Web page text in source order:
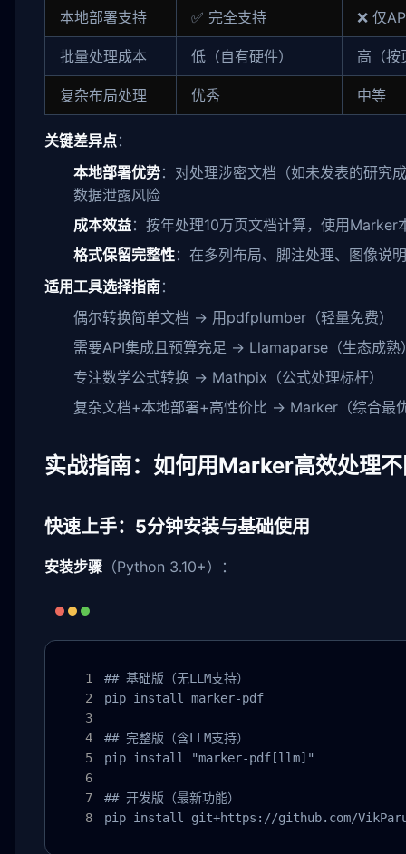
本地部署支持 ✅ 完全支持 ❌ 仅
批量处理成本 低（自有硬件） 高（按
复杂布局处理 优秀 中等
关键差异点：
本地部署优势：对处理涉密文档（如未发表的研究
数据泄露风险
成本效益：按年处理10万页文档计算，使用
格式保留完整性：在多列布局、脚注处理、图像说
适用工具选择指南：
偶尔转换简单文档 → 用pdfplumber（轻量免费）
需要API集成且预算充足 → Llamaparse（生态成熟
专注数学公式转换 → Mathpix（公式处理标杆）
复杂文档+本地部署+高性价比 → Marker（综合最
实战指南：如何用Marker高效处理
快速上手：5分钟安装与基础使用
安装步骤 （Python 3.10+）：
## 基础版（无LLM支持）
pip install marker-pdf
## 完整版（含LLM支持）
pip install "marker-pdf[llm]"
## 开发版（最新功能）
pip install git+https://github.com/